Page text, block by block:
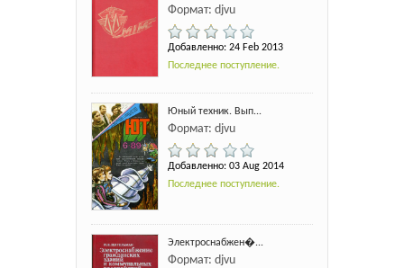
Формат: djvu
Добавленно: 24 Feb 2013
Последнее поступление.
Юный техник. Вып...
Формат: djvu
Добавленно: 03 Aug 2014
Последнее поступление.
Электроснабжен�...
Формат: djvu